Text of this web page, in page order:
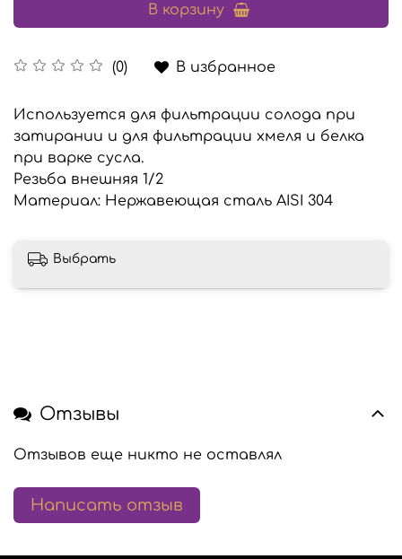
(0) В избранное
В корзину
Используется для фильтрации солода при
затирании и для фильтрации хмеля и белка
при варке сусла.
Резьба внешняя 1/2
Материал: Нержавеющая сталь AISI 304
Выбрать
Отзывы
Отзывов еще никто не оставлял
Написать отзыв